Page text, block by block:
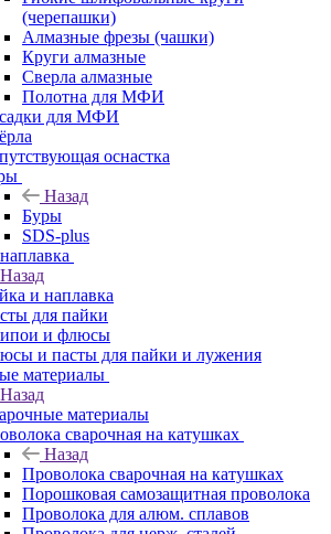
(черепашки)
Алмазные фрезы (чашки)
Круги алмазные
Сверла алмазные
Полотна для МФИ
для МФИ
оснастка
Назад
Буры
SDS-plus
Назад
и наплавка
для пайки
и флюсы
и пасты для пайки и лужения
материалы
Назад
материалы
сварочная на катушках
Назад
Проволока сварочная на катушках
Порошковая самозащитная проволока
Проволока для алюм. сплавов